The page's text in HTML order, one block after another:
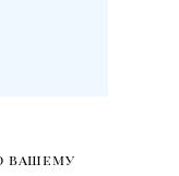
вашему